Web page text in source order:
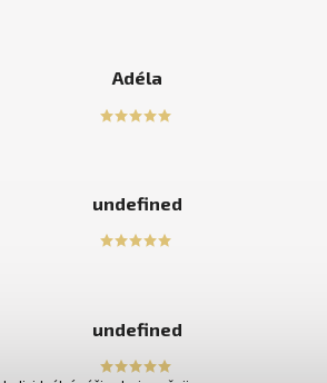
Adéla
undefined
undefined